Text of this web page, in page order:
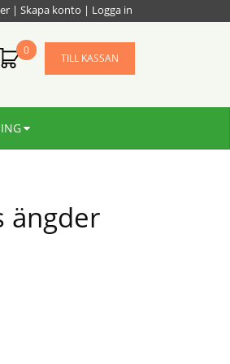
| Skapa konto | Logga in
0
TILL KASSAN
ängder